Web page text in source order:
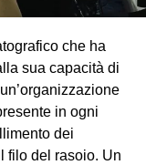
che ha
sua capacità di
in ogni
dei
filo del rasoio. Un